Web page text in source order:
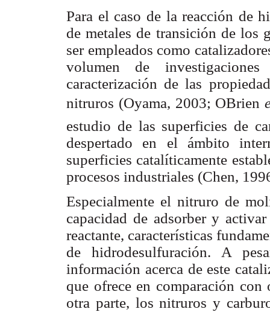
Para el caso de la reacción de
de metales de transición de los
ser empleados como
volumen de
caracterización de las
nitruros (Oyama, 2003; OBrien
estudio de las superficies de
despertado en el ámbito
superficies catalíticamente
procesos industriales (Chen,
Especialmente el nitruro de
capacidad de adsorber y
reactante, características
de hidrodesulfuración. A
información acerca de este
que ofrece en comparación
otra parte, los nitruros y